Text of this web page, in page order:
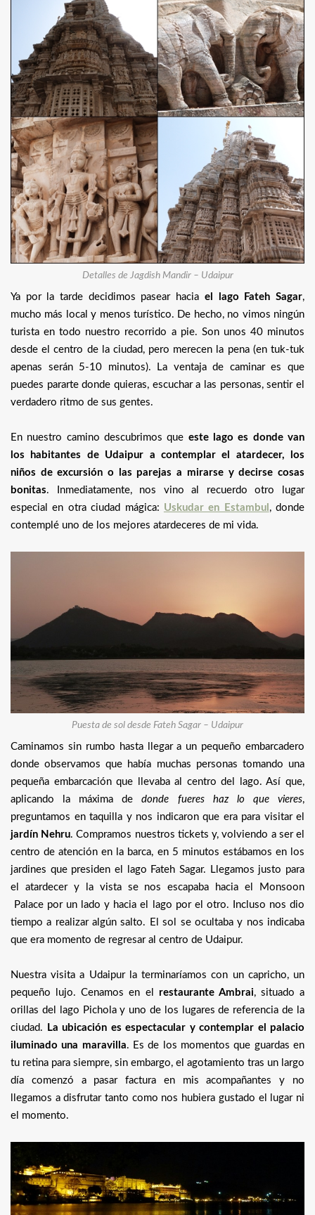
Detalles de Jagdish Mandir – Udaipur
Ya por la tarde decidimos pasear hacia el lago Fateh Sagar,
mucho más local y menos turístico. De hecho, no vimos ningún
turista en todo nuestro recorrido a pie. Son unos 40 minutos
desde el centro de la ciudad, pero merecen la pena (en tuk-tuk
apenas serán 5-10 minutos). La ventaja de caminar es que
puedes pararte donde quieras, escuchar a las personas, sentir el
verdadero ritmo de sus gentes.
En nuestro camino descubrimos que este lago es donde van
los habitantes de Udaipur a contemplar el atardecer, los
niños de excursión o las parejas a mirarse y decirse cosas
bonitas. Inmediatamente, nos vino al recuerdo otro lugar
especial en otra ciudad mágica: Uskudar en Estambul , donde
contemplé uno de los mejores atardeceres de mi vida.
Puesta de sol desde Fateh Sagar – Udaipur
Caminamos sin rumbo hasta llegar a un pequeño embarcadero
donde observamos que había muchas personas tomando una
pequeña embarcación que llevaba al centro del lago. Así que,
aplicando la máxima dedonde fueres haz lo que vieres,
preguntamos en taquilla y nos indicaron que era para visitar el
jardín Nehru. Compramos nuestros tickets y, volviendo a ser el
centro de atención en la barca, en 5 minutos estábamos en los
jardines que presiden el lago Fateh Sagar. Llegamos justo para
el atardecer y la vista se nos escapaba hacia el Monsoon
Palace por un lado y hacia el lago por el otro. Incluso nos dio
tiempo a realizar algún salto. El sol se ocultaba y nos indicaba
que era momento de regresar al centro de Udaipur.
Nuestra visita a Udaipur la terminaríamos con un capricho, un
pequeño lujo. Cenamos en el restaurante Ambrai, situado a
orillas del lago Pichola y uno de los lugares de referencia de la
ciudad.
La ubicación es espectacular y contemplar el palacio
iluminado una maravilla. Es de los momentos que guardas en
tu retina para siempre, sin embargo, el agotamiento tras un largo
día comenzó a pasar factura en mis acompañantes y no
llegamos a disfrutar tanto como nos hubiera gustado el lugar ni
el momento.